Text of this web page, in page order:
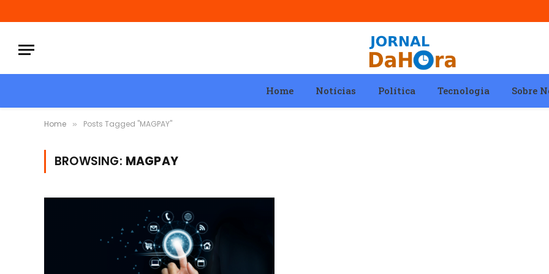
Home Notícias Política Tecnologia Sobre
Home » Posts Tagged "MAGPAY"
BROWSING: MAGPAY